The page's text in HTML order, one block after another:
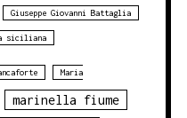
Giuseppe Giovanni Battaglia
siciliana
Maria
marinella fiume